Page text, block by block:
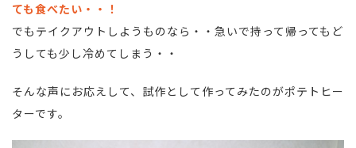
ても食べたい・・！
でもテイクアウトしようものなら・・急いで持って帰ってもど
うしても少し冷めてしまう・・
そんな声にお応えして、試作として作ってみたのがポテトヒー
ターです。